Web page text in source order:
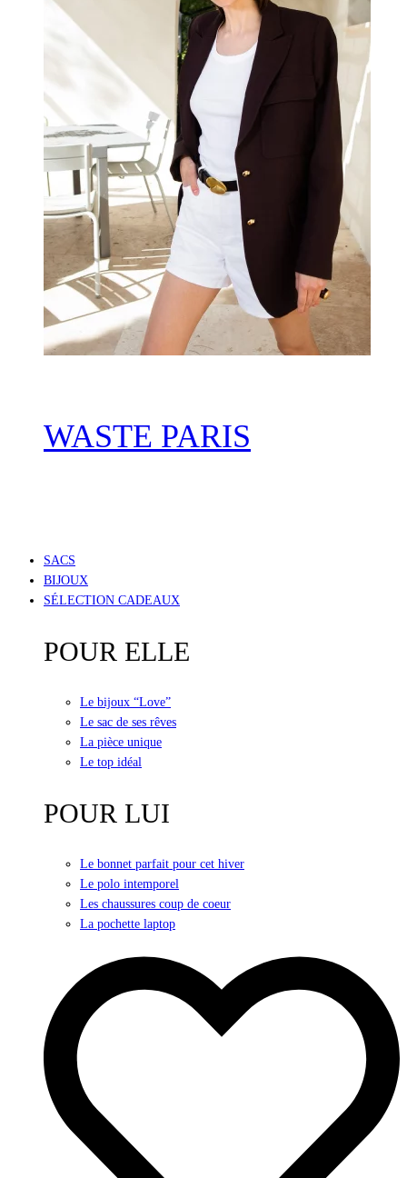
WASTE PARIS
SACS
BIJOUX
SÉLECTION CADEAUX
POUR ELLE
Le bijoux “Love”
Le sac de ses rêves
La pièce unique
Le top idéal
POUR LUI
Le bonnet parfait pour cet hiver
Le polo intemporel
Les chaussures coup de coeur
La pochette laptop